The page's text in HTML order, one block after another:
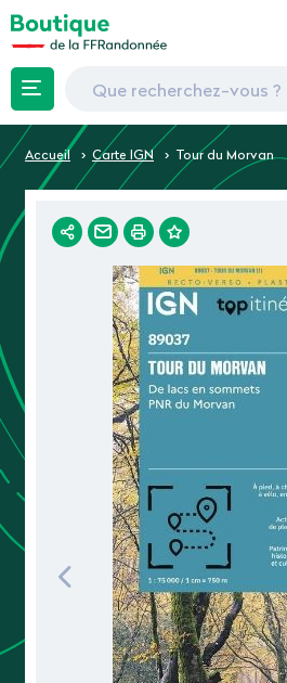
Accueil Carte IGN Tour du Morvan